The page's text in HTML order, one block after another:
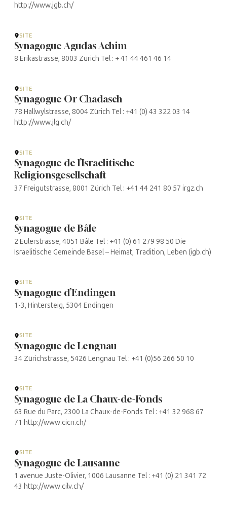
http://www.jgb.ch/
SITE
Synagogue Agudas Achim
8 Erikastrasse, 8003 Zürich Tel : + 41 44 461 46 14
SITE
Synagogue Or Chadasch
78 Hallwylstrasse, 8004 Zürich Tel : +41 (0) 43 322 03 14
http://www.jlg.ch/
SITE
Synagogue de l’Israelitische
Religionsgesellschaft
37 Freigutstrasse, 8001 Zürich Tel : +41 44 241 80 57 irgz.ch
SITE
Synagogue de Bâle
2 Eulerstrasse, 4051 Bâle Tel : +41 (0) 61 279 98 50 Die
Israelitische Gemeinde Basel – Heimat, Tradition, Leben (igb.ch)
SITE
Synagogue d’Endingen
1-3, Hintersteig, 5304 Endingen
SITE
Synagogue de Lengnau
34 Zürichstrasse, 5426 Lengnau Tel : +41 (0)56 266 50 10
SITE
Synagogue de La Chaux-de-Fonds
63 Rue du Parc, 2300 La Chaux-de-Fonds Tel : +41 32 968 67
71 http://www.cicn.ch/
SITE
Synagogue de Lausanne
1 avenue Juste-Olivier, 1006 Lausanne Tel : +41 (0) 21 341 72
43 http://www.cilv.ch/